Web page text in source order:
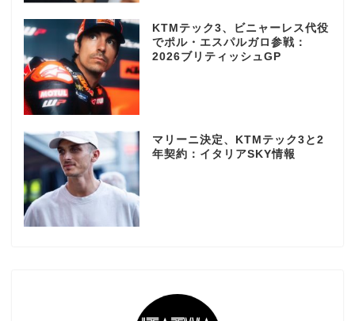
KTMテック3、ビニャーレス代役
でポル・エスパルガロ参戦：
2026ブリティッシュGP
マリーニ決定、KTMテック3と2
年契約：イタリアSKY情報